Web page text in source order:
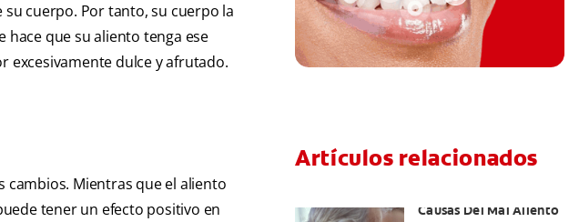
cuerpo. Por tanto, su cuerpo la
hace que su aliento tenga ese
excesivamente dulce y afrutado.
cambios. Mientras que el aliento
tener un efecto positivo en
Artículos relacionados
Causas Del Mal Aliento